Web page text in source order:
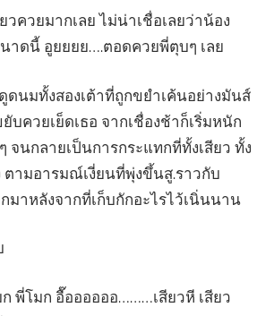
ควยมากเลย ไม่น่าเชื่อเลยว่าน้อง
ดนี้ อูยยยย….ตอดควยพี่ตุบๆ เลย
ดนมทั้งสองเต้าที่ถูกขยำเค้นอย่างมันส์
บควยเย็ดเธอ จากเชื่องช้าก็เริ่มหนัก
จนกลายเป็นการกระแทกที่ทั้งเสียว ทั้ง
ตามอารมณ์เงี่ยนที่พุ่งขึ้นสู.ราวกับ
มาหลังจากที่เก็บกักอะไรไว้เนิ่นนาน
ก พี่โมก อื๊ออออออ………เสียวหี เสียว